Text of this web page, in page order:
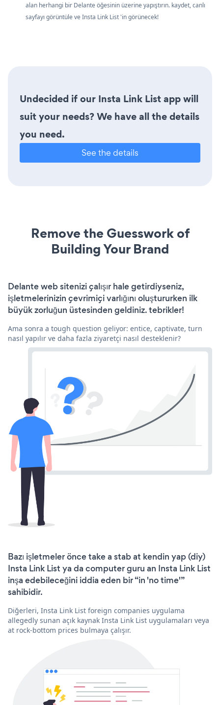
alan herhangi bir Delante öğesinin üzerine yapıştırın. kaydet, canlı
sayfayı görüntüle ve Insta Link List 'in görünecek!
Undecided if our Insta Link List app will
suit your needs? We have all the details
you need.
See the details
Remove the Guesswork of
Building Your Brand
Delante web sitenizi çalışır hale getirdiyseniz,
işletmelerinizin çevrimiçi varlığını oluştururken ilk
büyük zorluğun üstesinden geldiniz. tebrikler!
Ama sonra a tough question geliyor: entice, captivate, turn
nasıl yapılır ve daha fazla ziyaretçi nasıl desteklenir?
Bazı işletmeler önce take a stab at kendin yap (diy)
Insta Link List ya da computer guru an Insta Link List
inşa edebileceğini iddia eden bir “in 'no time'”
sahibidir.
Diğerleri, Insta Link List foreign companies uygulama
allegedly sunan açık kaynak Insta Link List uygulamaları veya
at rock-bottom prices bulmaya çalışır.